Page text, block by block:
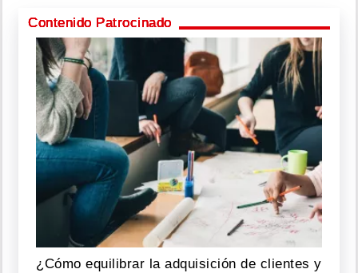
Contenido Patrocinado
¿Cómo equilibrar la adquisición de clientes y